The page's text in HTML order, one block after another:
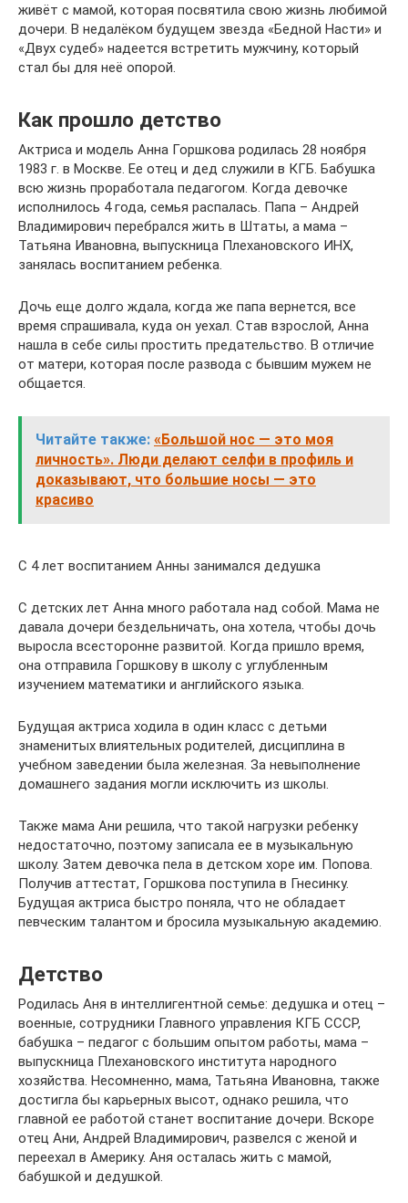
живёт с мамой, которая посвятила свою жизнь любимой
дочери. В недалёком будущем звезда «Бедной Насти» и
«Двух судеб» надеется встретить мужчину, который
стал бы для неё опорой.
Как прошло детство
Актриса и модель Анна Горшкова родилась 28 ноября
1983 г. в Москве. Ее отец и дед служили в КГБ. Бабушка
всю жизнь проработала педагогом. Когда девочке
исполнилось 4 года, семья распалась. Папа – Андрей
Владимирович перебрался жить в Штаты, а мама –
Татьяна Ивановна, выпускница Плехановского ИНХ,
занялась воспитанием ребенка.
Дочь еще долго ждала, когда же папа вернется, все
время спрашивала, куда он уехал. Став взрослой, Анна
нашла в себе силы простить предательство. В отличие
от матери, которая после развода с бывшим мужем не
общается.
Читайте также: «Большой нос — это моя
личность». Люди делают селфи в профиль и
доказывают, что большие носы — это
красиво
С 4 лет воспитанием Анны занимался дедушка
С детских лет Анна много работала над собой. Мама не
давала дочери бездельничать, она хотела, чтобы дочь
выросла всесторонне развитой. Когда пришло время,
она отправила Горшкову в школу с углубленным
изучением математики и английского языка.
Будущая актриса ходила в один класс с детьми
знаменитых влиятельных родителей, дисциплина в
учебном заведении была железная. За невыполнение
домашнего задания могли исключить из школы.
Также мама Ани решила, что такой нагрузки ребенку
недостаточно, поэтому записала ее в музыкальную
школу. Затем девочка пела в детском хоре им. Попова.
Получив аттестат, Горшкова поступила в Гнесинку.
Будущая актриса быстро поняла, что не обладает
певческим талантом и бросила музыкальную академию.
Детство
Родилась Аня в интеллигентной семье: дедушка и отец –
военные, сотрудники Главного управления КГБ СССР,
бабушка – педагог с большим опытом работы, мама –
выпускница Плехановского института народного
хозяйства. Несомненно, мама, Татьяна Ивановна, также
достигла бы карьерных высот, однако решила, что
главной ее работой станет воспитание дочери. Вскоре
отец Ани, Андрей Владимирович, развелся с женой и
переехал в Америку. Аня осталась жить с мамой,
бабушкой и дедушкой.